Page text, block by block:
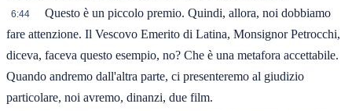
6:44
Questo è un piccolo premio. Quindi, allora, noi dobbiamo
fare attenzione. Il Vescovo Emerito di Latina, Monsignor Petrocchi,
diceva, faceva questo esempio, no? Che è una metafora accettabile.
Quando andremo dall'altra parte, ci presenteremo al giudizio
particolare, noi avremo, dinanzi, due film.